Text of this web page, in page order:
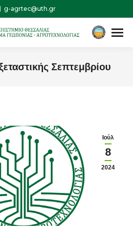
g-agrtec@uth.gr
Σεπτεμβρίου
Ιούλ
8
2024